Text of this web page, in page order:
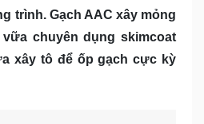
trình. Gạch AAC xây mỏng
chuyên dụng skimcoat
xây tô để ốp gạch cực kỳ